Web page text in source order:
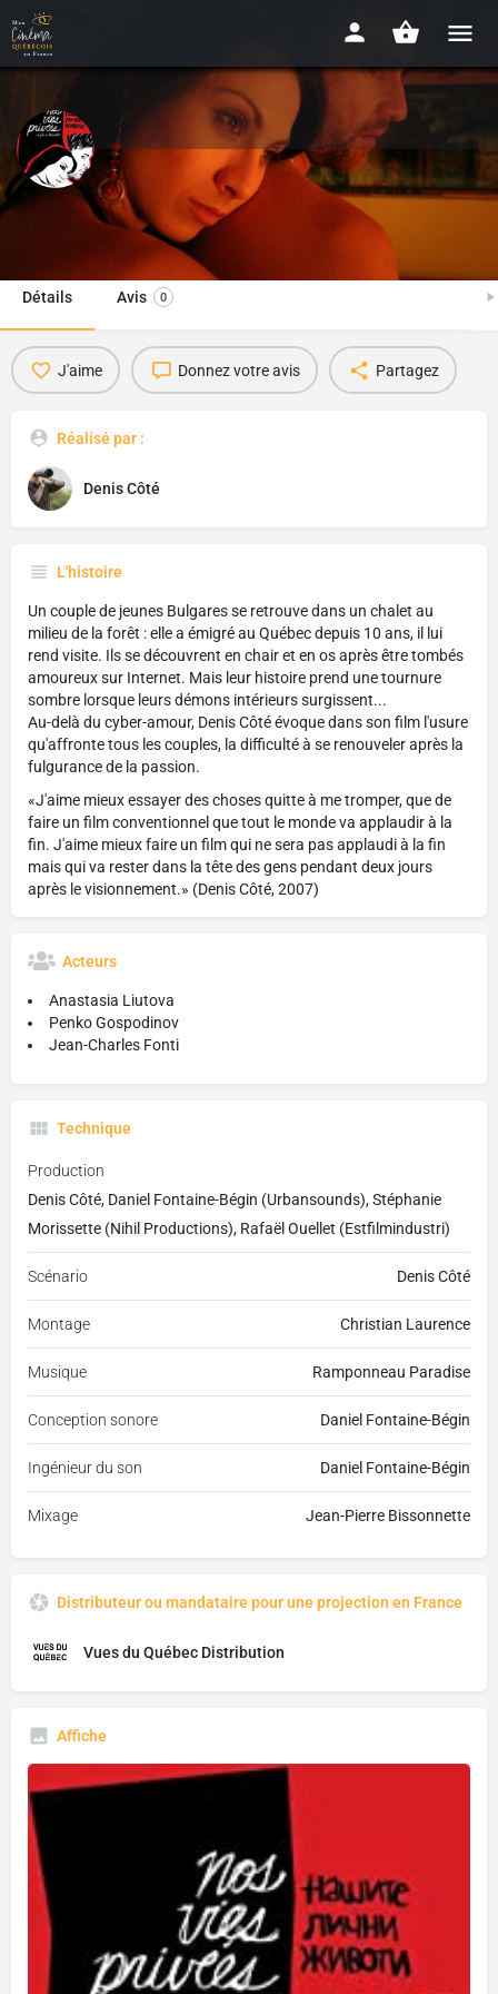
Nos vies privées
Détails Avis 0
J'aime Donnez votre avis Partagez
Réalisé par :
Denis Côté
L'histoire
Un couple de jeunes Bulgares se retrouve dans un chalet au
milieu de la forêt : elle a émigré au Québec depuis 10 ans, il lui
rend visite. Ils se découvrent en chair et en os après être tombés
amoureux sur Internet. Mais leur histoire prend une tournure
sombre lorsque leurs démons intérieurs surgissent...
Au-delà du cyber-amour, Denis Côté évoque dans son film l'usure
qu'affronte tous les couples, la difficulté à se renouveler après la
fulgurance de la passion.
«J'aime mieux essayer des choses quitte à me tromper, que de
faire un film conventionnel que tout le monde va applaudir à la
fin. J'aime mieux faire un film qui ne sera pas applaudi à la fin
mais qui va rester dans la tête des gens pendant deux jours
après le visionnement.» (Denis Côté, 2007)
Acteurs
Anastasia Liutova
Penko Gospodinov
Jean-Charles Fonti
Technique
Production
Denis Côté, Daniel Fontaine-Bégin (Urbansounds), Stéphanie
Morissette (Nihil Productions), Rafaël Ouellet (Estfilmindustri)
Scénario Denis Côté
Montage Christian Laurence
Musique Ramponneau Paradise
Conception sonore Daniel Fontaine-Bégin
Ingénieur du son Daniel Fontaine-Bégin
Mixage Jean-Pierre Bissonnette
Distributeur ou mandataire pour une projection en France
Vues du Québec Distribution
Affiche